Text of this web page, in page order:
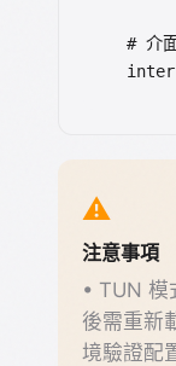
# 介
⚠️
注意事項
• TUN 模
後需重新
境驗證配